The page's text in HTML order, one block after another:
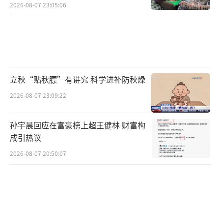
2026-08-07 23:05:06
立秋“贴秋膘”有讲究 科学进补防秋燥
2026-08-07 23:09:22
孙宇晨回应在富豪榜上超王健林 财富构
成引热议
2026-08-07 20:50:07